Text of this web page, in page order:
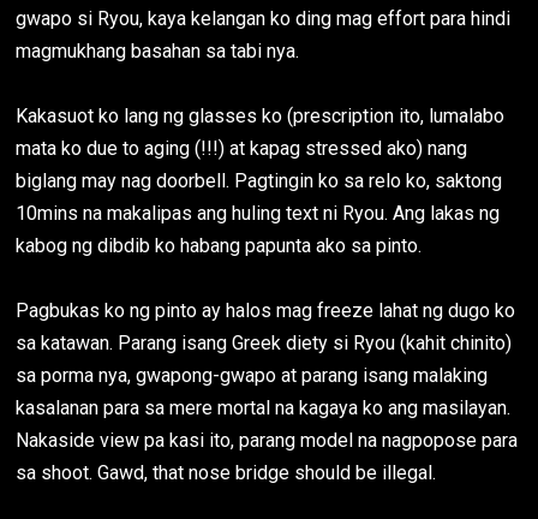
gwapo si Ryou, kaya kelangan ko ding mag effort para hindi
magmukhang basahan sa tabi nya.
Kakasuot ko lang ng glasses ko (prescription ito, lumalabo
mata ko due to aging (!!!) at kapag stressed ako) nang
biglang may nag doorbell. Pagtingin ko sa relo ko, saktong
10mins na makalipas ang huling text ni Ryou. Ang lakas ng
kabog ng dibdib ko habang papunta ako sa pinto.
Pagbukas ko ng pinto ay halos mag freeze lahat ng dugo ko
sa katawan. Parang isang Greek diety si Ryou (kahit chinito)
sa porma nya, gwapong-gwapo at parang isang malaking
kasalanan para sa mere mortal na kagaya ko ang masilayan.
Nakaside view pa kasi ito, parang model na nagpopose para
sa shoot. Gawd, that nose bridge should be illegal.